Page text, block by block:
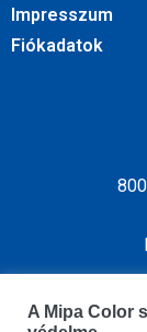
Impresszum
Fiókadatok
A Mipa Color